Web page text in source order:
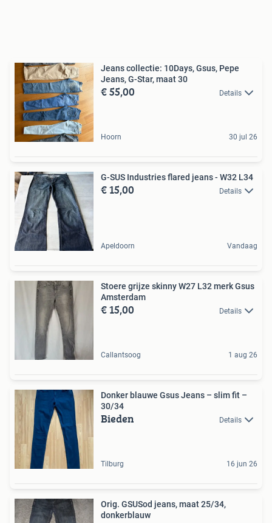
Jeans collectie: 10Days, Gsus, Pepe
Jeans, G-Star, maat 30
€ 55,00 Details
Hoorn 30 jul 26
G-SUS Industries flared jeans - W32 L34
€ 15,00 Details
Apeldoorn Vandaag
Stoere grijze skinny W27 L32 merk Gsus
Amsterdam
€ 15,00 Details
Callantsoog 1 aug 26
Donker blauwe Gsus Jeans – slim fit –
30/34
Bieden Details
Tilburg 16 jun 26
Orig. GSUSod jeans, maat 25/34,
donkerblauw